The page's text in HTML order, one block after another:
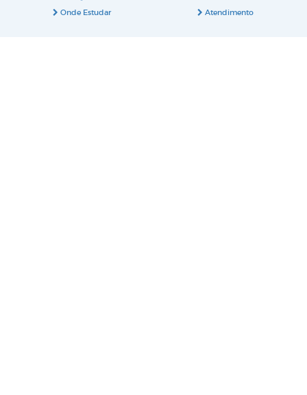
Onde Estudar Atendimento